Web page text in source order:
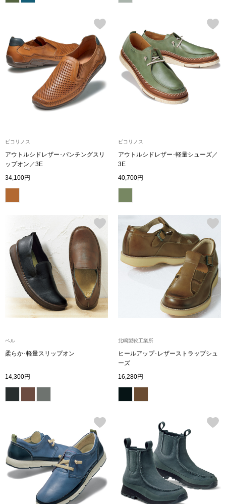
トートバッグ
ハンドバッグ
ショルダーバ
クラッチバッグ
リュック･バッ
その他
シューズ
スリップオン
パンプス
サンダル
その他
ピコリノス
アウトルシドレザー･パンチングスリ
ップオン／3E
34,100円
ピコリノス
アウトルシドレザー･軽量シューズ／
3E
40,700円
ベル
柔らか･軽量スリップオン
14,300円
北嶋製靴工業所
ヒールアップ･レザーストラップシュ
ーズ
16,280円